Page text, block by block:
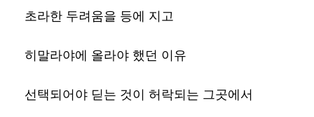
초라한 두려움을 등에 지고
히말라야에 올라야 했던 이유
선택되어야 딛는 것이 허락되는 그곳에서